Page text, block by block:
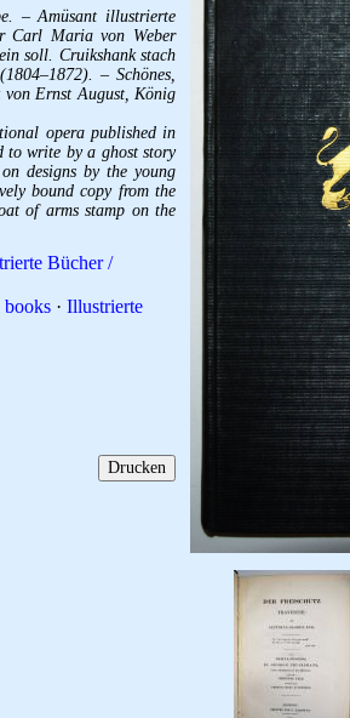
– Amüsant illustrierte
Carl Maria von Weber
soll. Cruikshank stach
– Schönes,
von Ernst August, König
opera published in
to write by a ghost story
designs by the young
bound copy from the
of arms stamp on the
Bücher /
books · Illustrierte